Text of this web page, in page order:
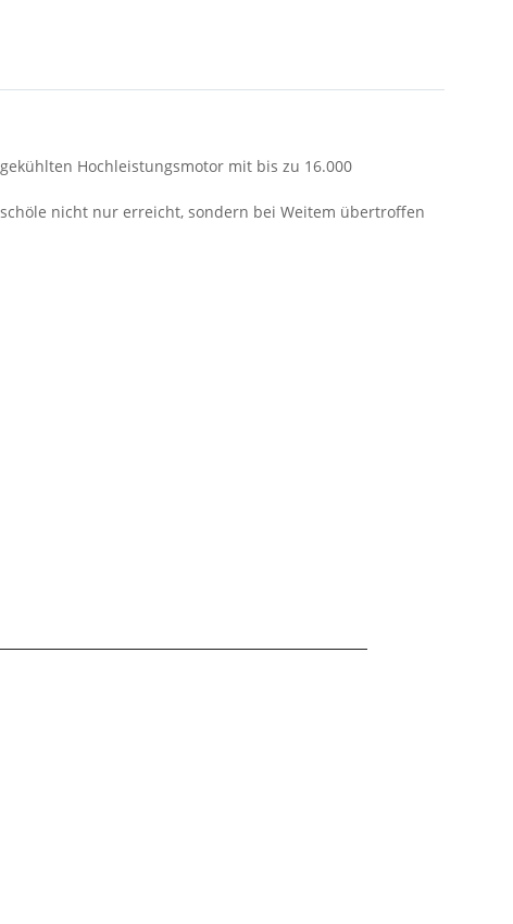
Hochleistungsmotor mit bis zu 16.000
nicht nur erreicht, sondern bei Weitem übertroffen